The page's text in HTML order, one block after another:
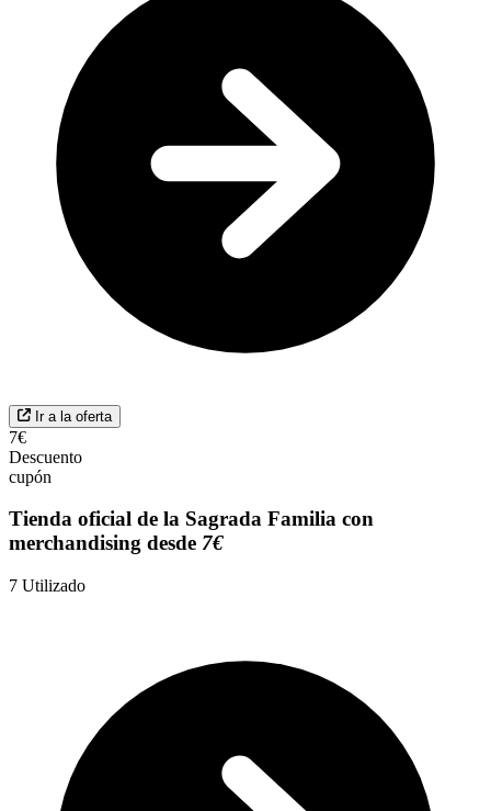
Ir a la oferta
7€
Descuento
cupón
Tienda oficial de la Sagrada Familia con
merchandising desde 7€
7 Utilizado